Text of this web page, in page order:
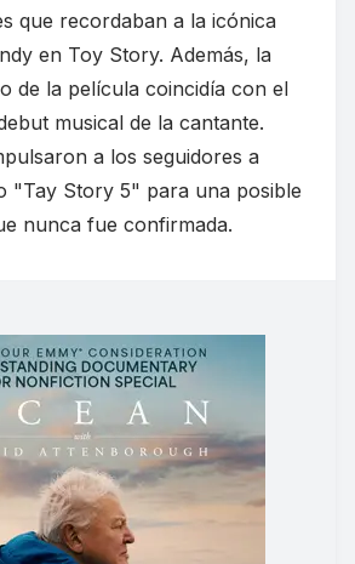
que recordaban a la icónica
en Toy Story. Además, la
de la película coincidía con el
musical de la cantante.
a los seguidores a
"Tay Story 5" para una posible
nunca fue confirmada.